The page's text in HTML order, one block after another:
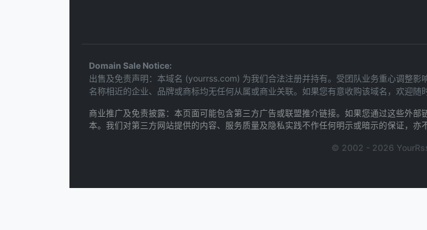
Domain Sale Notice:
出售及免责声明：本域名 (yourrss.com) 为我们合法注册并持有。受团队业务重心调整
名称相近的企业、品牌或商标均无任何从属或商业关联。如果您有意收购该域名，欢迎随
商业推广及免责披露：本页面可能包含第三方广告或联盟推介链接。如果您通过这些外
本。我们对第三方网站提供的内容、服务质量及隐私实践不作任何明示或暗示的保证，亦
© 2002 - 2026